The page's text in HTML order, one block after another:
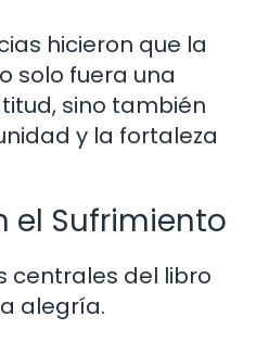
hicieron que la
solo fuera una
sino también
y la fortaleza
el Sufrimiento
centrales del libro
alegría.